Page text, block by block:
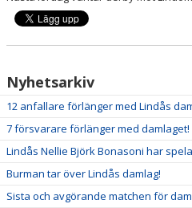
Nyhetsarkiv
12 anfallare förlänger med Lindås
7 försvarare förlänger med damlaget!
Lindås Nellie Björk Bonasoni har
Burman tar över Lindås damlag!
Sista och avgörande matchen för